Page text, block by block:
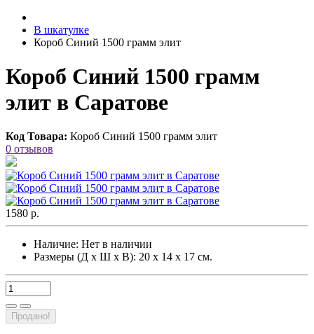
В шкатулке
Короб Синий 1500 грамм элит
Короб Синий 1500 грамм
элит в Саратове
Код Товара: Короб Синий 1500 грамм элит
0 отзывов
1580 р.
Наличие: Нет в наличии
Размеры (Д х Ш х В): 20 х 14 х 17 см.
Продано!